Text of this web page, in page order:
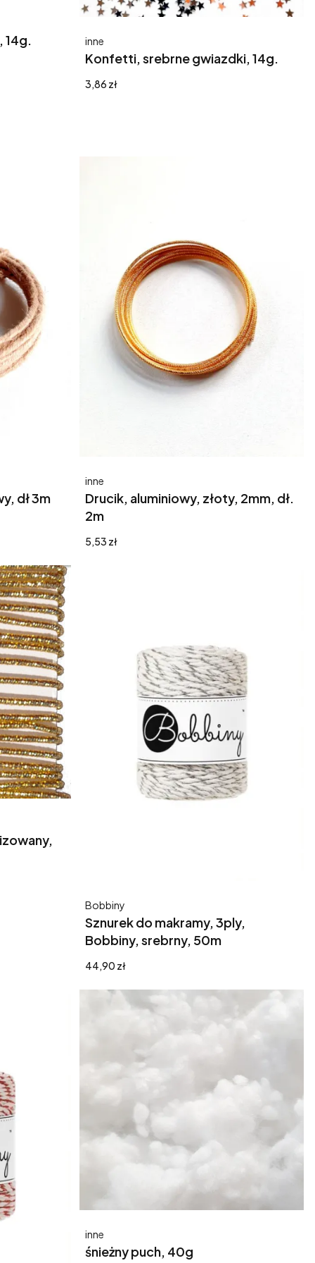
14g.
Konfetti, srebrne gwiazdki, 14g.
Producent
inne
Cena
3,86 zł
dł 3m
Drucik, aluminiowy, złoty, 2mm, dł.
2m
Producent
inne
Cena
5,53 zł
Sznurek do makramy, 3ply,
Bobbiny, srebrny, 50m
Producent
Bobbiny
Cena
44,90 zł
śnieżny puch, 40g
Producent
inne